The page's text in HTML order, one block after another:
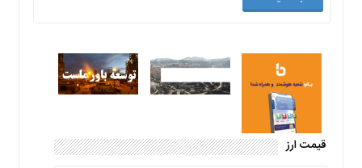
قیمت ارز